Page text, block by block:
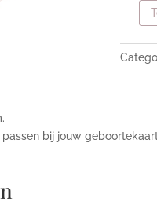
naam
bij jouw